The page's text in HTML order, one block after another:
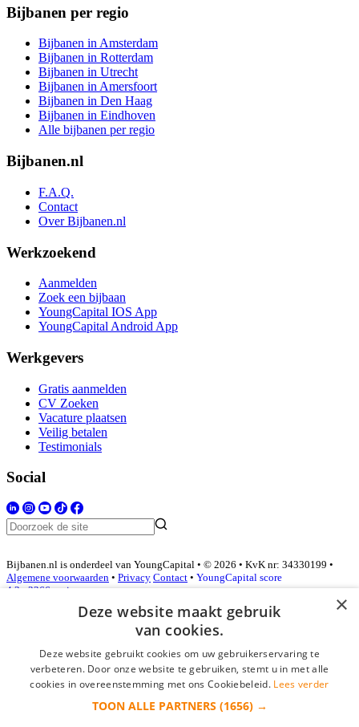
Bijbanen per regio
Bijbanen in Amsterdam
Bijbanen in Rotterdam
Bijbanen in Utrecht
Bijbanen in Amersfoort
Bijbanen in Den Haag
Bijbanen in Eindhoven
Alle bijbanen per regio
Bijbanen.nl
F.A.Q.
Contact
Over Bijbanen.nl
Werkzoekend
Aanmelden
Zoek een bijbaan
YoungCapital IOS App
YoungCapital Android App
Werkgevers
Gratis aanmelden
CV Zoeken
Vacature plaatsen
Veilig betalen
Testimonials
Social
Bijbanen.nl is onderdeel van YoungCapital • © 2026 • KvK nr: 34330199 •
Algemene voorwaarden • Privacy Contact • YoungCapital score
4.3 - 3366 reviews
Inloggen als bedrijf
*
×
Deze website maakt gebruik
van cookies.
Deze website gebruikt cookies om uw gebruikerservaring te
verbeteren. Door onze website te gebruiken, stemt u in met alle
cookies in overeenstemming met ons Cookiebeleid. Lees verder
TOON ALLE PARTNERS (1656) →